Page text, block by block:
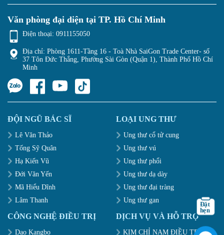
Văn phòng đại diện tại TP. Hồ Chí Minh
Điện thoại: 0911155050
Địa chỉ: Phòng 1611-Tầng 16 - Toà Nhà SaiGon Trade Center- số
37 Tôn Đức Thắng, Phường Sài Gòn (Quận 1), Thành Phố Hồ Chí
Minh
ĐỘI NGŨ BÁC SĨ
Lê Văn Thảo
Tống Sỹ Quân
Hạ Kiến Vũ
Đới Văn Yến
Mã Hiểu Dĩnh
Lâm Thanh
LOẠI UNG THƯ
Ung thư cổ tử cung
Ung thư vú
Ung thư phổi
Ung thư dạ dày
Ung thư đại tràng
Ung thư gan
CÔNG NGHỆ ĐIỀU TRỊ
Dao Kangbo
DỊCH VỤ VÀ HỖ TRỢ
KIM CHỈ NAM ĐIỀU TRỊ